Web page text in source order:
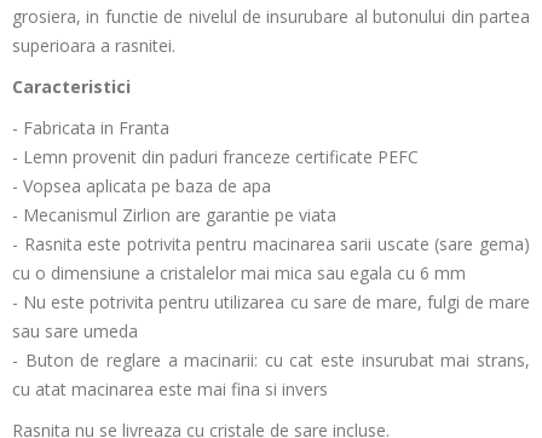
grosiera, in functie de nivelul de insurubare al butonului din partea
superioara a rasnitei.
Caracteristici
- Fabricata in Franta
- Lemn provenit din paduri franceze certificate PEFC
- Vopsea aplicata pe baza de apa
- Mecanismul Zirlion are garantie pe viata
- Rasnita este potrivita pentru macinarea sarii uscate (sare gema)
cu o dimensiune a cristalelor mai mica sau egala cu 6 mm
- Nu este potrivita pentru utilizarea cu sare de mare, fulgi de mare
sau sare umeda
- Buton de reglare a macinarii: cu cat este insurubat mai strans,
cu atat macinarea este mai fina si invers
Rasnita nu se livreaza cu cristale de sare incluse.